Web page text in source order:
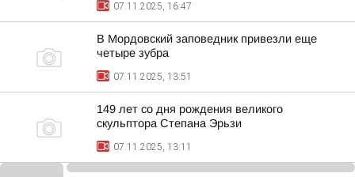
07.11.2025, 16:47
В Мордовский заповедник привезли еще
четыре зубра
07.11.2025, 13:51
149 лет со дня рождения великого
скульптора Степана Эрьзи
07.11.2025, 13:11